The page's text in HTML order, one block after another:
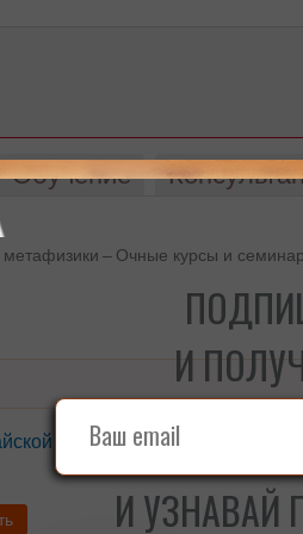
Обучение
– Очные курсы и
метафизики »
И
И УЗНАВАЙ